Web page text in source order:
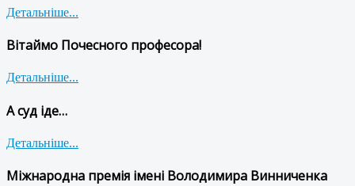
Детальніше...
Вітаймо Почесного професора!
Детальніше...
А суд іде…
Детальніше...
Міжнародна премія імені Володимира Винниченка